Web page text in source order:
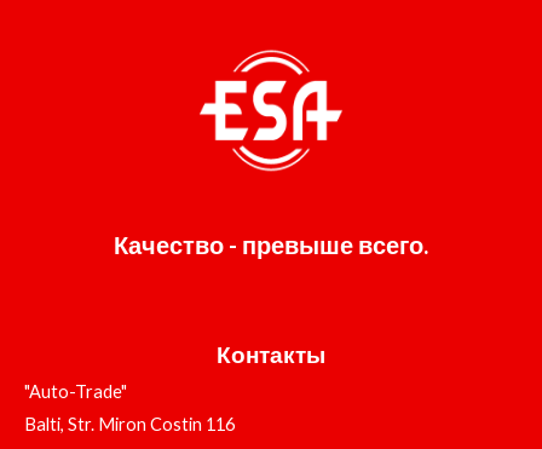
Качество - превыше всего.
Контакты
"Auto-Trade"
Balti, Str. Miron Costin 116